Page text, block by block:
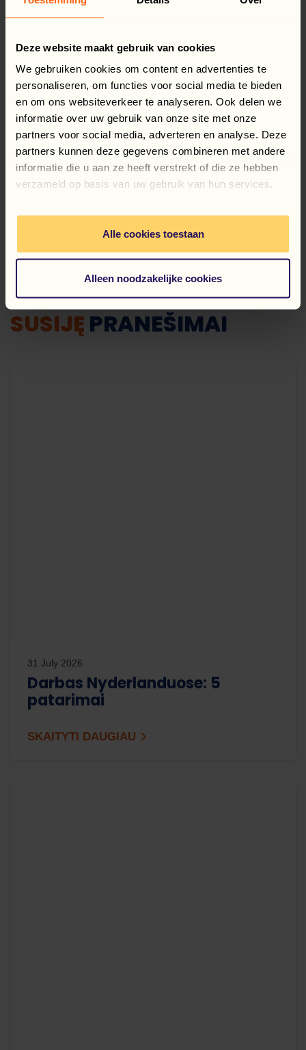
Deze website maakt gebruik van cookies
We gebruiken cookies om content en advertenties te
personaliseren, om functies voor social media te bieden
en om ons websiteverkeer te analyseren. Ook delen we
informatie over uw gebruik van onze site met onze
partners voor social media, adverteren en analyse. Deze
partners kunnen deze gegevens combineren met andere
informatie die u aan ze heeft verstrekt of die ze hebben
verzameld op basis van uw gebruik van hun services.
Alle cookies toestaan
Alleen noodzakelijke cookies
padedu, kai reikia.“
Adamas Ostrovskis (Flex Support) priduria:
„Adrianui patinka padėti mums parduotuvėje, taip
pat jis dalyvauja atliekant įvairias su mūsų
apgyvendinimu susijusias užduotis. Jis yra žmogus,
kuriuo galime pasikliauti. Per daugelį metų kartu
atlikome daug užduočių ir tapome gerais draugais.“
Dalytis šiuo pranešimu:
SUSIJĘ PRANEŠIMAI
31 July 2026
Darbas Nyderlanduose: 5
patarimai
SKAITYTI DAUGIAU